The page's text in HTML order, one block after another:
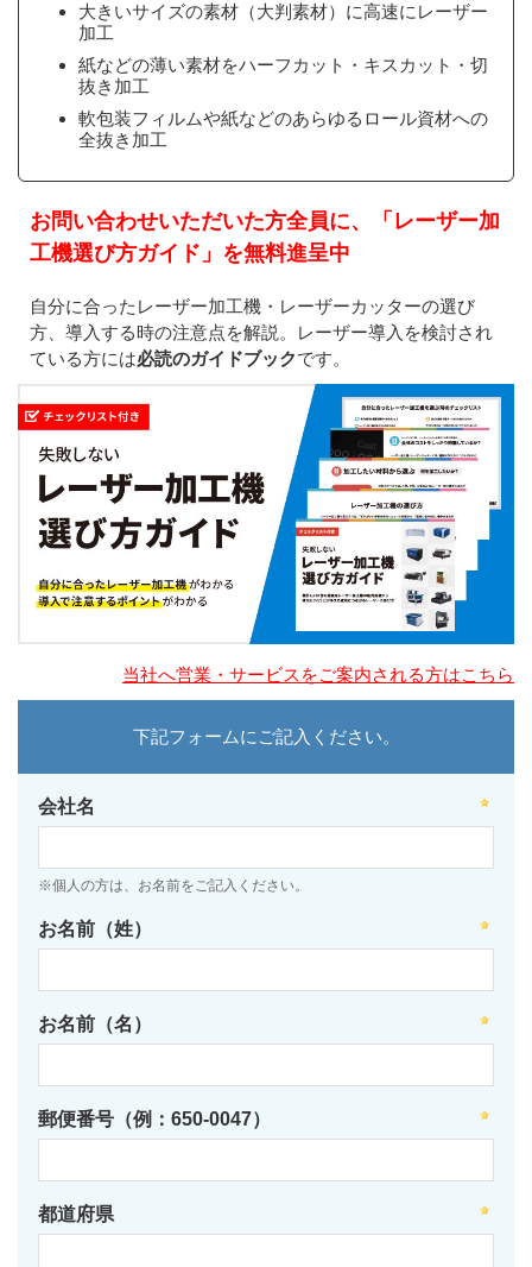
大きいサイズの素材（大判素材）に高速にレーザー
加工
紙などの薄い素材をハーフカット・キスカット・切
抜き加工
軟包装フィルムや紙などのあらゆるロール資材への
全抜き加工
お問い合わせいただいた方全員に、「レーザー加
工機選び方ガイド」を無料進呈中
自分に合ったレーザー加工機・レーザーカッターの選び
方、導入する時の注意点を解説。レーザー導入を検討され
ている方には必読のガイドブックです。
当社へ営業・サービスをご案内される方はこちら
下記フォームにご記入ください。
会社名
※個人の方は、お名前をご記入ください。
お名前（姓）
お名前（名）
郵便番号（例：650-0047）
都道府県